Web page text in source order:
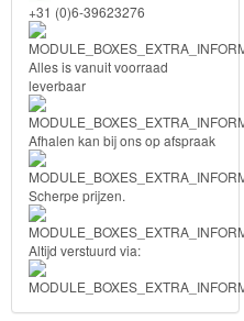
Forever
Friends
Spiderman
Disney
princess
Angry
Birds
+31 (0)6-39623276
Alles is vanuit voorraad
leverbaar
Afhalen kan bij ons op afspraak
Scherpe prijzen.
Altijd verstuurd via: